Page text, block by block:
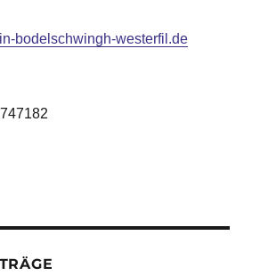
bodelschwingh-westerfil.de